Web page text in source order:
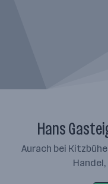
Hans
Aurach bei